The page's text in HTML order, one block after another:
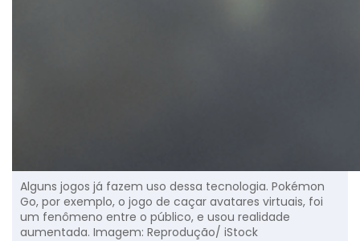
Alguns jogos já fazem uso dessa tecnologia. Pokémon
Go, por exemplo, o jogo de caçar avatares virtuais, foi
um fenômeno entre o público, e usou realidade
aumentada. Imagem: Reprodução/ iStock